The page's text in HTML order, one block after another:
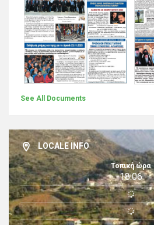
See All Documents
LOCALE INFO
Τοπική ώρα
18:06